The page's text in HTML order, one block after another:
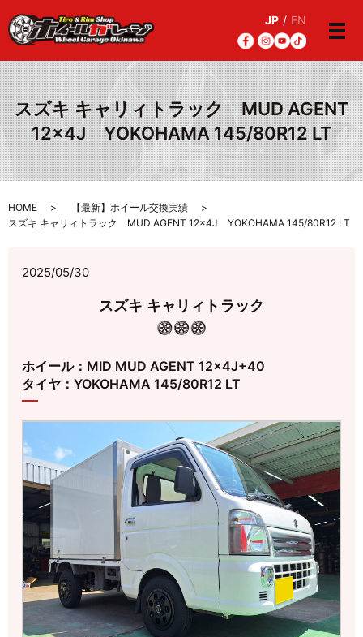
JP / EN
メ
スズキ キャリィトラック MUD AGENT
12×4J YOKOHAMA 145/80R12 LT
HOME
【最新】ホイール交換実績
スズキ キャリィトラック MUD AGENT 12×4J YOKOHAMA 145/80R12 LT
2025/05/30
スズキ キャリィトラック
ホイール：MID MUD AGENT 12×4J+40
タイヤ：YOKOHAMA 145/80R12 LT